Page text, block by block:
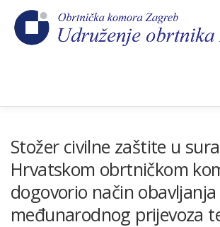
sadržaj
CEHOVI KOMORSKI
Stožer civilne zaštite u
Hrvatskom obrtničkom
dogovorio način obavljanja
međunarodnog prijevoza